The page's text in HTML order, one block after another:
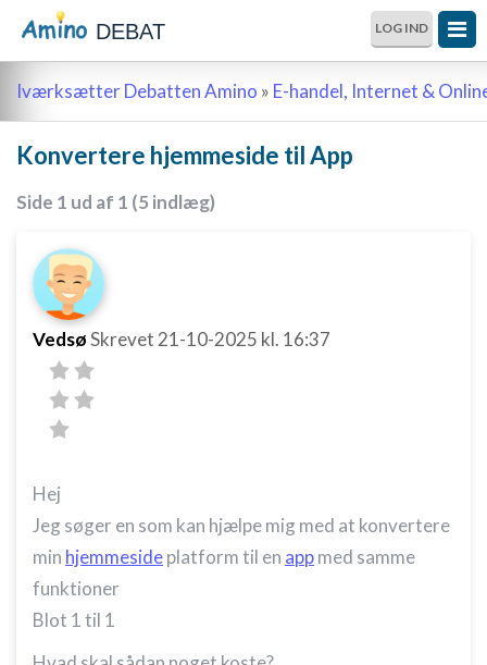
DEBAT LOG IND
Iværksætter Debatten Amino » E-handel, Internet &
Konvertere hjemmeside til App
Side 1 ud af 1 (5 indlæg)
VedsøSkrevet 21-10-2025 kl. 16:37
Hej
Jeg søger en som kan hjælpe mig med at konvertere
min hjemmesideplatform til en appmed samme
funktioner
Blot 1 til 1